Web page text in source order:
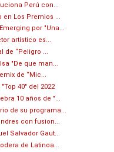
Perú con...
en Los Premios ...
por "Una...
artístico es...
de “Peligro ...
"De que man...
de “Mic...
40" del 2022
10 años de "...
de su programa...
con fusion...
Salvador Gaut...
de Latinoa...